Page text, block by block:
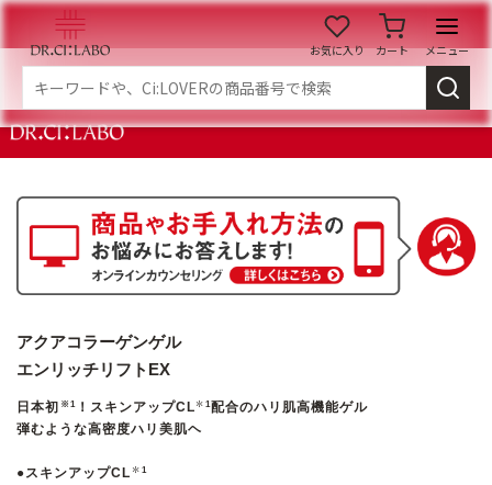
お気に入り カート メニュー
新規会員登録
スキンケア
商品カテゴリーから探す
メイク落とし
角質・導入美容液 化粧水
乳液
アクアコラーゲンゲル
エンリッチリフトEX
日本初 ※1！スキンアップCL＊ 1配合のハリ肌高機能ゲル
弾むような高密度ハリ美肌ヘ
●スキンアップCL ＊ 1